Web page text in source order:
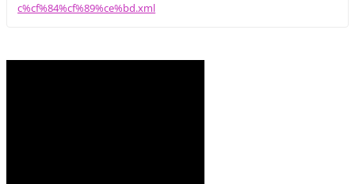
c%cf%84%cf%89%ce%bd.xml